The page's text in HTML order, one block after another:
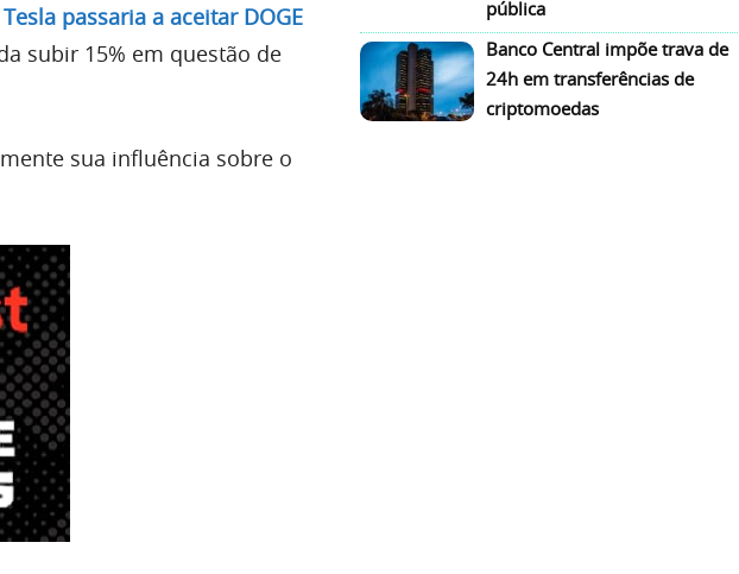
passaria a aceitar DOGE
subir 15% em questão de
sua influência sobre o
pública
Banco Central impõe trava de
24h em transferências de
criptomoedas